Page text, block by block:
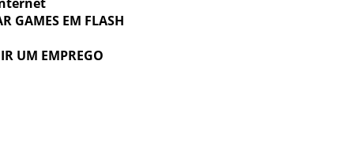
GAMES EM FLASH
UM EMPREGO